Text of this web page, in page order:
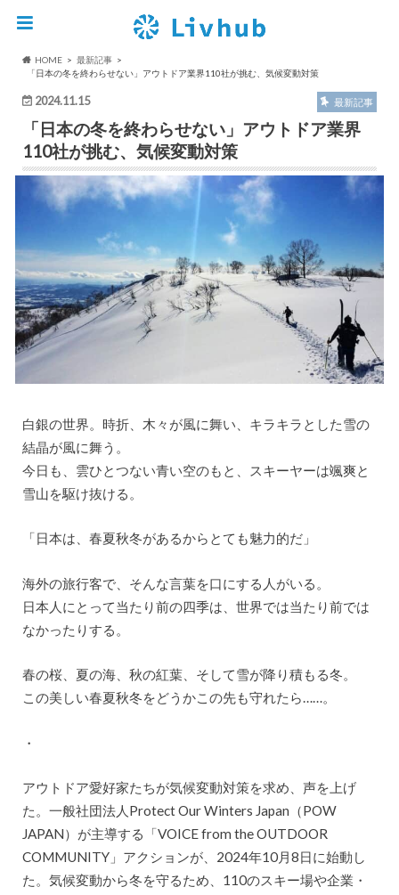
HOME
最新記事
「日本の冬を終わらせない」アウトドア業界110社が挑む、気候変動対策
2024.11.15 最新記事
「日本の冬を終わらせない」アウトドア業界
110社が挑む、気候変動対策
白銀の世界。時折、木々が風に舞い、キラキラとした雪の
結晶が風に舞う。
今日も、雲ひとつない青い空のもと、スキーヤーは颯爽と
雪山を駆け抜ける。
「日本は、春夏秋冬があるからとても魅力的だ」
海外の旅行客で、そんな言葉を口にする人がいる。
日本人にとって当たり前の四季は、世界では当たり前では
なかったりする。
春の桜、夏の海、秋の紅葉、そして雪が降り積もる冬。
この美しい春夏秋冬をどうかこの先も守れたら……。
・
アウトドア愛好家たちが気候変動対策を求め、声を上げ
た。一般社団法人Protect Our Winters Japan（POW
JAPAN）が主導する「VOICE from the OUTDOOR
COMMUNITY」アクションが、2024年10月8日に始動し
た。気候変動から冬を守るため、110のスキー場や企業・